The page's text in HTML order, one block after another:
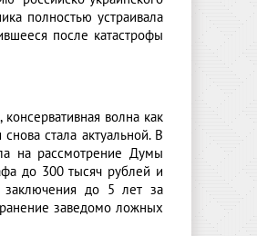
полностью устраивала
после катастрофы
волна как
стала актуальной. В
на рассмотрение Думы
до 300 тысяч рублей и
до 5 лет за
заведомо ложных